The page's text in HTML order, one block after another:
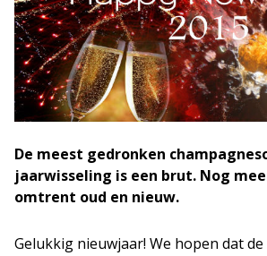
De meest gedronken
jaarwisseling is een brut. Nog
omtrent oud en nieuw.
Gelukkig nieuwjaar! We hopen dat